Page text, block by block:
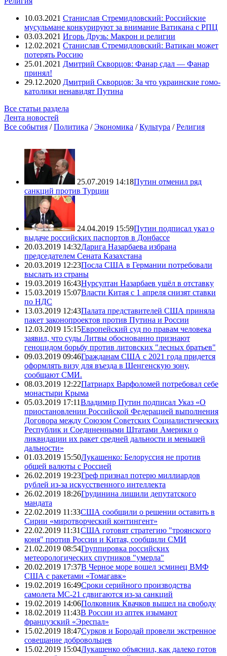
10.03.2021 Станислав Стремидловский: Российские
мусульмане конкурируют за внимание Ватикана с РПЦ
03.03.2021 Игорь Друзь: Макрон и религии
12.02.2021 Станислав Стремидловский: Ватикан может
потерять Россию
25.01.2021 Дмитрий Скворцов: Фанар сдал — Фанар
принял!
29.12.2020 Дмитрий Скворцов: За что украинские гомо-
католики ненавидят Путина
Все статьи раздела
Лента новостей
Все события /Политика /Экономика /Культура /Религия
25.07.2019 14:18Путин отменил ряд
санкций против Турции
24.04.2019 15:59Путин подписал указ о
выдаче российских паспортов в Донбассе
20.03.2019 14:32Дарига Назарбаева избрана
председателем Сената Казахстана
20.03.2019 12:23Посла США в Германии потребовали
выслать из страны
19.03.2019 16:43Нурсултан Назарбаев ушёл в отставку
15.03.2019 15:07Власти Китая с 1 апреля снизят ставки
по НДС
13.03.2019 12:43Палата представителей США приняла
пакет законопроектов против Путина и России
12.03.2019 15:15Европейский суд по правам человека
заявил, что суды Литвы обоснованно признают
геноцидом борьбу против литовских "лесных братьев"
09.03.2019 09:46Гражданам США с 2021 года придется
оформлять визу для въезда в Шенгенскую зону,
сообщают СМИ.
08.03.2019 12:22Патриарх Варфоломей потребовал себе
монастыри Крыма
05.03.2019 17:11Владимир Путин подписал Указ «О
приостановлении Российской Федерацией выполнения
Договора между Союзом Советских Социалистических
Республик и Соединенными Штатами Америки о
ликвидации их ракет средней дальности и меньшей
дальности»
01.03.2019 15:50Лукашенко: Белоруссия не против
общей валюты с Россией
26.02.2019 19:23Греф признал потерю миллиардов
рублей из-за искусственного интеллекта
26.02.2019 18:26Грудинина лишили депутатского
мандата
22.02.2019 11:33США сообщили о решении оставить в
Сирии «миротворческий контингент»
22.02.2019 11:31США готовят стратегию "троянского
коня" против России и Китая, сообщили СМИ
21.02.2019 08:54Группировка российских
метеорологических спутников "умерла"
20.02.2019 17:37В Черное море вошел эсминец ВМФ
США с ракетами «Томагавк»
19.02.2019 16:49Сроки серийного производства
самолета МС-21 сдвигаются из-за санкций
19.02.2019 14:06Полковник Квачков вышел на свободу
18.02.2019 11:43В России из аптек изымают
французский «Эреспал»
15.02.2019 18:47Сурков и Бородай провели экстренное
совещание добровольцев
15.02.2019 15:04Лукашенко объяснил, как далеко готов